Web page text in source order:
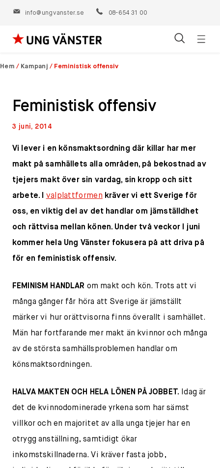
info@ungvanster.se 08-654 31 00
Hoppa
till
Hem / Kampanj / Feministisk offensiv
Feministisk offensiv
3 juni, 2014
Vi lever i en könsmaktsordning där killar har mer
makt på samhällets alla områden, på bekostnad av
tjejers makt över sin vardag, sin kropp och sitt
arbete. I valplattformen kräver vi ett Sverige för
oss, en viktig del av det handlar om jämställdhet
och rättvisa mellan könen. Under två veckor I juni
kommer hela Ung Vänster fokusera på att driva på
för en feministisk offensiv.
FEMINISM HANDLAR om makt och kön. Trots att vi
många gånger får höra att Sverige är jämställt
märker vi hur orättvisorna finns överallt i samhället.
Män har fortfarande mer makt än kvinnor och många
av de största samhällsproblemen handlar om
könsmaktsordningen.
HALVA MAKTEN OCH HELA LÖNEN PÅ JOBBET. Idag är
det de kvinnodominerade yrkena som har sämst
villkor och en majoritet av alla unga tjejer har en
otrygg anställning, samtidigt ökar
inkomstskillnaderna. Vi kräver fasta jobb,